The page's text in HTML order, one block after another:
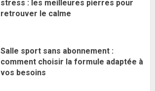
stress : les meilleures pierres pour
retrouver le calme
Salle sport sans abonnement :
comment choisir la formule adaptée à
vos besoins